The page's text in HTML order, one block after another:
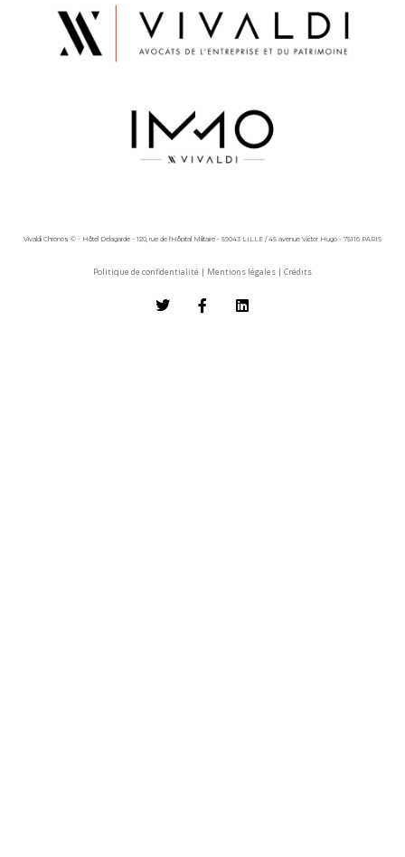
Vivaldi Chronos © - Hôtel Delagarde - 120, rue de l'Hôpital Militaire - 59043 LILLE / 45 avenue Victor Hugo - 75116 PARIS
Politique de confidentialité | Mentions légales | Crédits